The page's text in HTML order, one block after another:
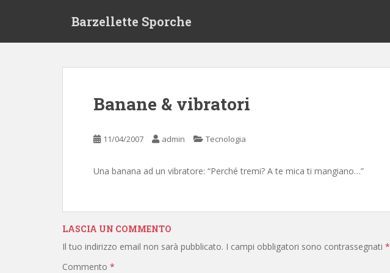
Barzellette Sporche
Banane & vibratori
11/04/2007 admin Tecnologia
Una banana ad un vibratore: “Perché tremi? A te mica ti mangiano…”
LASCIA UN COMMENTO
Il tuo indirizzo email non sarà pubblicato. I campi obbligatori sono contrassegnati *
Commento *